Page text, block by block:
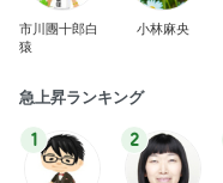
市川團十郎白
猿
小林麻央
急上昇ランキング
1 2